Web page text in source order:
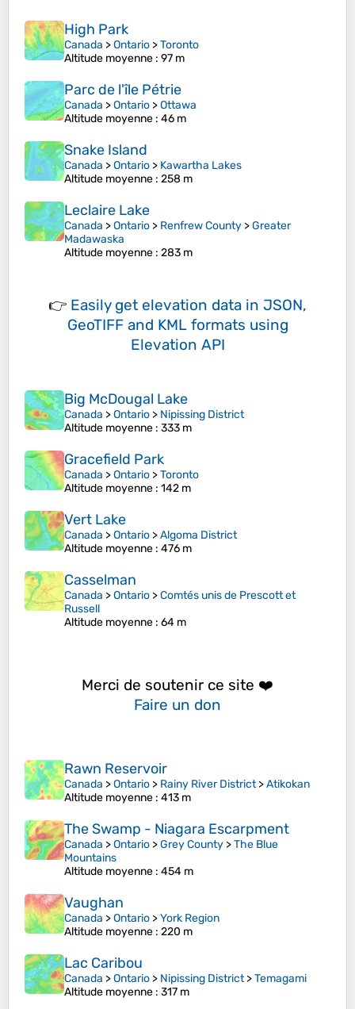
High Park
Canada >Ontario >Toronto
Altitude moyenne : 97 m
Parc de l'île Pétrie
Canada >Ontario >Ottawa
Altitude moyenne : 46 m
Snake Island
Canada >Ontario > Kawartha Lakes
Altitude moyenne : 258 m
Leclaire Lake
Canada >Ontario > Renfrew County >Greater
Madawaska
Altitude moyenne : 283 m
👉 Easily get elevation data in JSON,
GeoTIFF and KML formats using
Elevation API
Big McDougal Lake
Canada >Ontario > Nipissing District
Altitude moyenne : 333 m
Gracefield Park
Canada >Ontario >Toronto
Altitude moyenne : 142 m
Vert Lake
Canada >Ontario >Algoma District
Altitude moyenne : 476 m
Casselman
Canada >Ontario >Comtés unis de Prescott et
Russell
Altitude moyenne : 64 m
Merci de soutenir ce site ❤️
Faire un don
Rawn Reservoir
Canada >Ontario > Rainy River District>Atikokan
Altitude moyenne : 413 m
The Swamp - Niagara Escarpment
Canada >Ontario >Grey County >The Blue
Mountains
Altitude moyenne : 454 m
Vaughan
Canada >Ontario >York Region
Altitude moyenne : 220 m
Lac Caribou
Canada >Ontario > Nipissing District>Temagami
Altitude moyenne : 317 m